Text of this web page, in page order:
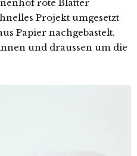
rote Blätter
Projekt umgesetzt
Papier nachgebastelt.
und draussen um die